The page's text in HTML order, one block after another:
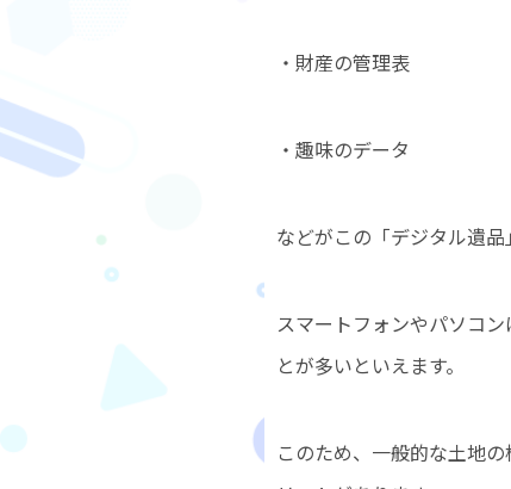
・財産の管理表
・趣味のデータ
などがこの「デジタル遺品
スマートフォンやパソコ
とが多いといえます。
このため、一般的な土地